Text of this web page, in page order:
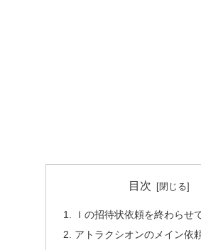
目次
Ｉの招待状依頼を終わらせ
アトラクシオンのメイン依